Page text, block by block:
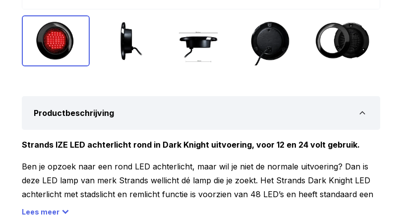
Productbeschrijving
Strands IZE LED achterlicht rond in Dark Knight uitvoering, voor 12 en 24 volt gebruik.
Ben je opzoek naar een rond LED achterlicht, maar wil je niet de normale uitvoering? Dan is
deze LED lamp van merk Strands wellicht dé lamp die je zoekt. Het Strands Dark Knight LED
achterlicht met stadslicht en remlicht functie is voorzien van 48 LED’s en heeft standaard een
donker lamp glas. Door de hoeveelheid LED’s ben je er zeker van dat je zowel overdag als in
Lees meer